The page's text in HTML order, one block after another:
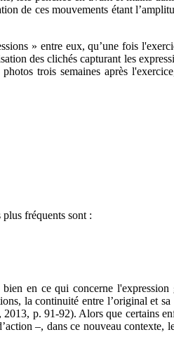
de ces mouvements étant
» entre eux, qu’une fois
des clichés capturant les
trois semaines après
fréquents sont :
bien en ce qui concerne l'expression
la continuité entre l’original et
2013, p. 91-92). Alors que certains
–, dans ce nouveau contexte,